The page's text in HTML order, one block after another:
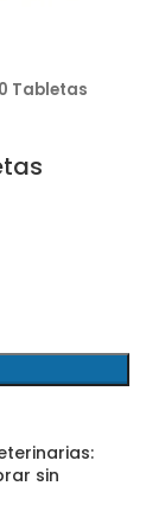
Tabletas
sin